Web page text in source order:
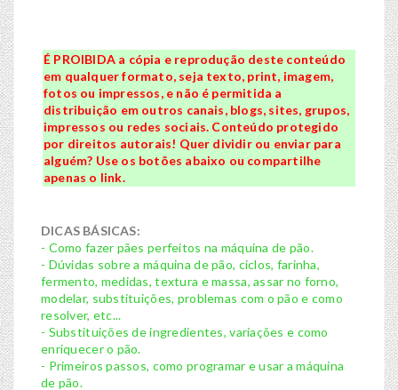
É PROIBIDA a cópia e reprodução deste conteúdo
em qualquer formato, seja texto, print, imagem,
fotos ou impressos, e não é permitida a
distribuição em outros canais, blogs, sites, grupos,
impressos ou redes sociais. Conteúdo protegido
por direitos autorais! Quer dividir ou enviar para
alguém? Use os botões abaixo ou compartilhe
apenas o link.
DICAS BÁSICAS:
- Como fazer pães perfeitos na máquina de pão.
- Dúvidas sobre a máquina de pão, ciclos, farinha,
fermento, medidas, textura e massa, assar no forno,
modelar, substituições, problemas com o pão e como
resolver, etc...
- Substituições de ingredientes, variações e como
enriquecer o pão.
- Primeiros passos, como programar e usar a máquina
de pão.